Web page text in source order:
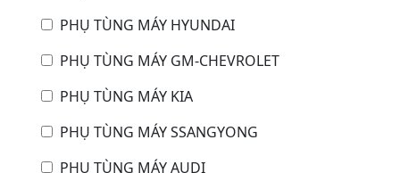
PHỤ TÙNG MÁY HYUNDAI
PHỤ TÙNG MÁY GM-CHEVROLET
PHỤ TÙNG MÁY KIA
PHỤ TÙNG MÁY SSANGYONG
PHỤ TÙNG MÁY AUDI